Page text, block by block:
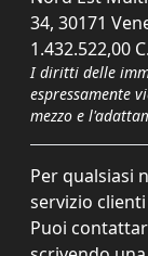
34, 30171
1.432.522,00
I diritti delle
espressamente
mezzo e
Per qualsiasi
servizio
Puoi